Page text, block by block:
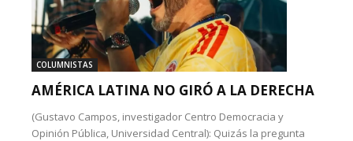
COLUMNISTAS
AMÉRICA LATINA NO GIRÓ A LA DERECHA
(Gustavo Campos, investigador Centro Democracia y
Opinión Pública, Universidad Central): Quizás la pregunta